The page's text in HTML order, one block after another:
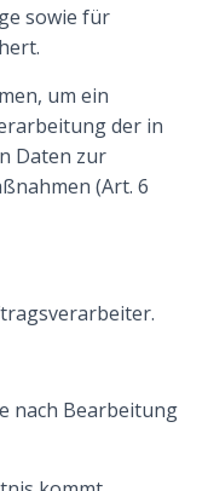
sowie für
um ein
der in
Daten zur
(Art. 6
nach Bearbeitung